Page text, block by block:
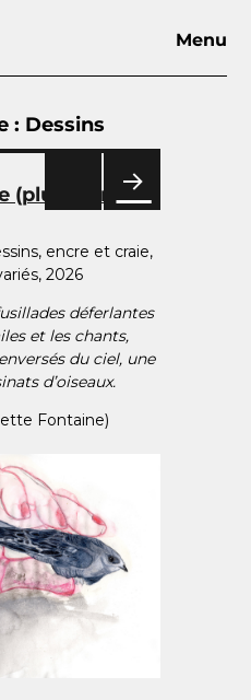
Menu
: Dessins
(plus d’envol)
encre et craie,
2026
déferlantes
et les chants,
du ciel, une
d’oiseaux.
Fontaine)
E
SUIV
E